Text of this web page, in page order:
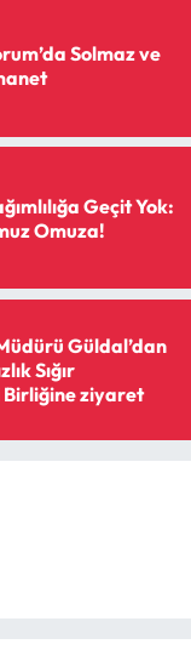
Solmaz ve
Geçit Yok:
Omuza!
Güldal’dan
Sığır
ziyaret